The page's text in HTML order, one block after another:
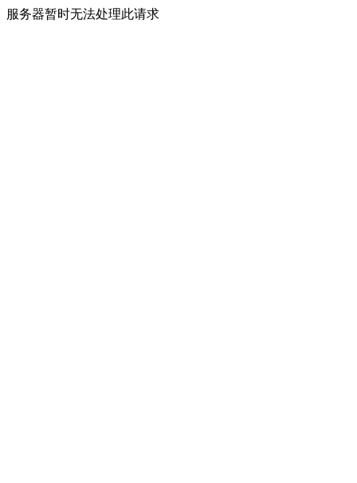
服务器暂时无法处理此请求